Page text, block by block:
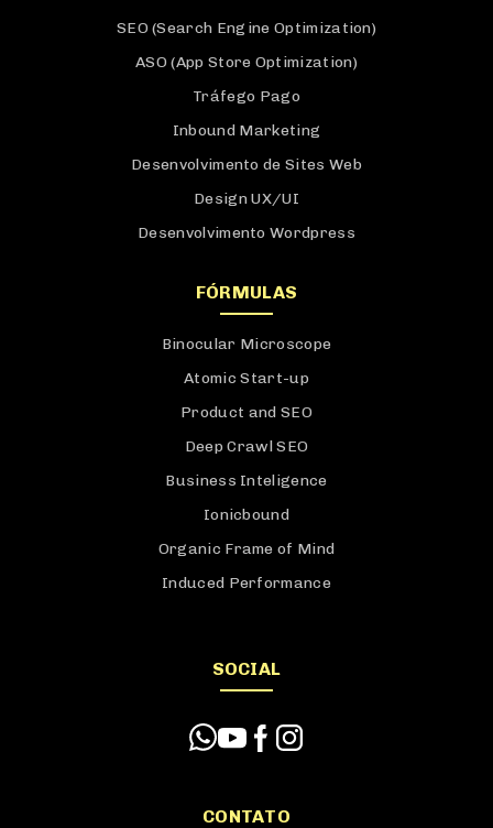
SEO (Search Engine Optimization)
ASO (App Store Optimization)
Tráfego Pago
Inbound Marketing
Desenvolvimento de Sites Web
Design UX/UI
Desenvolvimento Wordpress
FÓRMULAS
Binocular Microscope
Atomic Start-up
Product and SEO
Deep Crawl SEO
Business Inteligence
Ionicbound
Organic Frame of Mind
Induced Performance
SOCIAL
CONTATO